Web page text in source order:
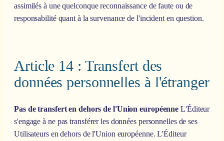
assimilés à une quelconque reconnaissance de faute ou de
responsabilité quant à la survenance de l'incident en question.
Article 14 : Transfert des
données personnelles à l'étranger
Pas de transfert en dehors de l'Union européenne L'Éditeur
s'engage à ne pas transférer les données personnelles de ses
Utilisateurs en dehors de l'Union européenne. L'Éditeur